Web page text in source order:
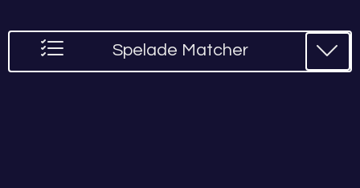
Spelade Matcher